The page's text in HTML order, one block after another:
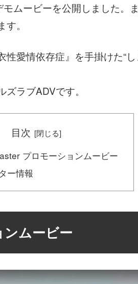
ムービーを公開しました。
。
愛情依存症』を手掛けた“
ラブADVです。
目次
プロモーションムービー
ー情報
ムービー